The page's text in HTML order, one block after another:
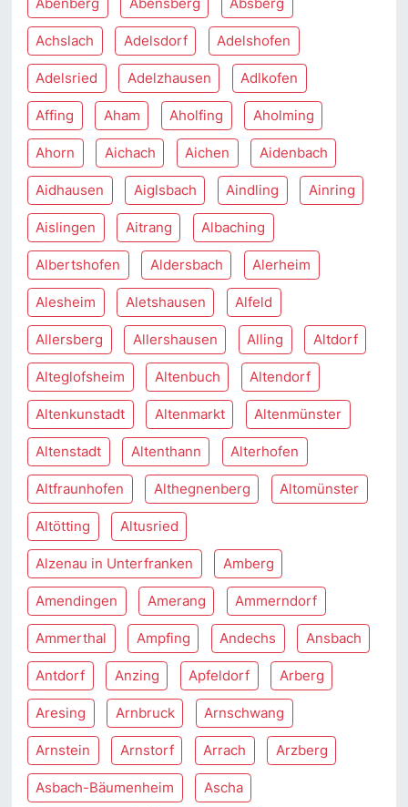
Abenberg Abensberg Absberg
Achslach Adelsdorf Adelshofen
Adelsried Adelzhausen Adlkofen
Affing Aham Aholfing Aholming
Ahorn Aichach Aichen Aidenbach
Aidhausen Aiglsbach Aindling Ainring
Aislingen Aitrang Albaching
Albertshofen Aldersbach Alerheim
Alesheim Aletshausen Alfeld
Allersberg Allershausen Alling Altdorf
Alteglofsheim Altenbuch Altendorf
Altenkunstadt Altenmarkt Altenmünster
Altenstadt Altenthann Alterhofen
Altfraunhofen Althegnenberg Altomünster
Altötting Altusried
Alzenau in Unterfranken Amberg
Amendingen Amerang Ammerndorf
Ammerthal Ampfing Andechs Ansbach
Antdorf Anzing Apfeldorf Arberg
Aresing Arnbruck Arnschwang
Arnstein Arnstorf Arrach Arzberg
Asbach-Bäumenheim Ascha